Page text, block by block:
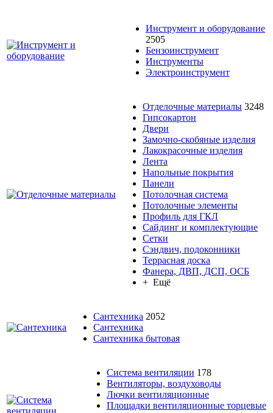
Инструмент и оборудование
2505
Бензоинструмент
Инструменты
Электроинструмент
Отделочные материалы 3248
Гипсокартон
Двери
Замочно-скобяные изделия
Лакокрасочные изделия
Лента
Напольные покрытия
Панели
Потолочная система
Потолочные элементы
Профиль для ГКЛ
Сайдинг и комплектующие
Сетки
Сэндвич, подоконники
Террасная доска
Фанера, ДВП, ДСП, ОСБ
+ Ещё
Сантехника 2052
Сантехника
Сантехника бытовая
Система вентиляции 178
Вентиляторы, воздуховоды
Лючки вентиляционные
Площадки вентиляционные торцевые